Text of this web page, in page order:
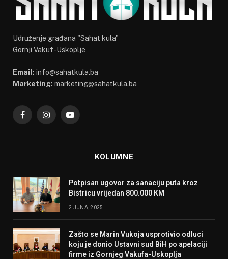
Udruženje građana "Sahat kula"
Gornji Vakuf-Uskoplje
Email: info@sahatkula.ba
Marketing: marketing@sahatkula.ba
FacebookInstagramYouTube
KOLUMNE
Potpisan ugovor za sanaciju puta kroz
Bistricu vrijedan 800.000 KM
2 JUNA, 2025
Zašto se Marin Vukoja usprotivio odluci
koju je donio Ustavni sud BiH po apelaciji
firme iz Gornjeg Vakufa-Uskoplja